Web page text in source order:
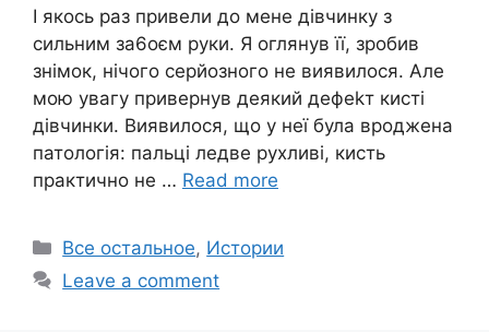
І якось раз привели до мене дівчинку з
сильним за6оєм руки. Я оглянув її, зробив
знімок, нічого серйозного не виявилося. Але
мою увагу привернув деякий дефеkт кисті
дівчинки. Виявилося, що у неї була вроджена
патологія: пальці ледве рухливі, кисть
практично не … Read more
Categories
Все остальное, Истории
Leave a comment